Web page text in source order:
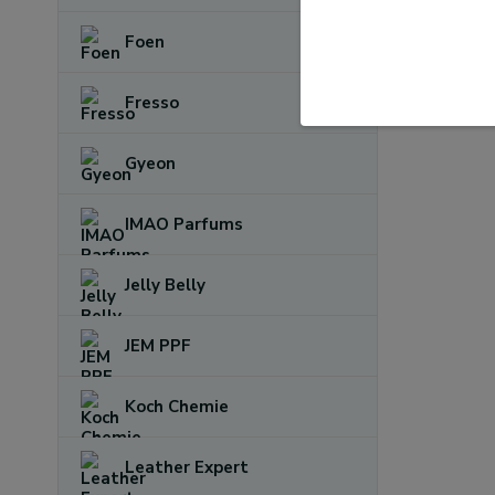
Foen
Fresso
Gyeon
IMAO Parfums
Jelly Belly
JEM PPF
Koch Chemie
Leather Expert